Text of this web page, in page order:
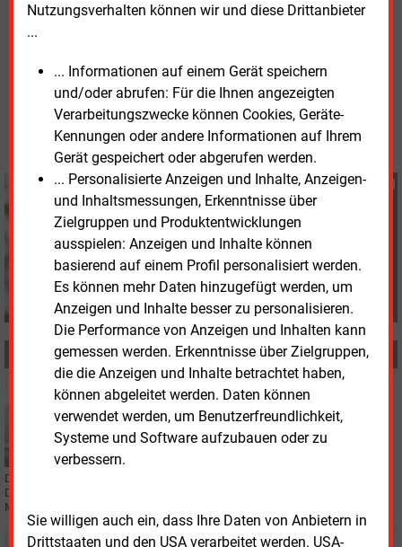
Nutzungsverhalten können wir und diese Drittanbieter
...
... Informationen auf einem Gerät speichern
und/oder abrufen: Für die Ihnen angezeigten
Verarbeitungszwecke können Cookies, Geräte-
Kennungen oder andere Informationen auf Ihrem
Gerät gespeichert oder abgerufen werden.
... Personalisierte Anzeigen und Inhalte, Anzeigen-
und Inhaltsmessungen, Erkenntnisse über
Zielgruppen und Produktentwicklungen
ausspielen: Anzeigen und Inhalte können
basierend auf einem Profil personalisiert werden.
Es können mehr Daten hinzugefügt werden, um
Anzeigen und Inhalte besser zu personalisieren.
Die Performance von Anzeigen und Inhalten kann
gemessen werden. Erkenntnisse über Zielgruppen,
die die Anzeigen und Inhalte betrachtet haben,
können abgeleitet werden. Daten können
verwendet werden, um Benutzerfreundlichkeit,
Systeme und Software aufzubauen oder zu
verbessern.
Sie willigen auch ein, dass Ihre Daten von Anbietern in
Drittstaaten und den USA verarbeitet werden. USA-
Montag, 2.06.2025, 12:43 Uhr
Katia Meyer-Tien
© 2026 Energie & Management GmbH
Katia Meyer-Tien
+49 (0) 8152 9311 21
K.Meyer-Tien@energie-
und-management.de
MEHR ZUM THEMA
PERSONALIE
Julia Bläsius leitet ab sofort Agora Deutschland
Die Politökonomin Julia Bläsius übernimmt ab sofort die Leitung der
Deutschlandarbeit von Agora Energiewende und folgt damit auf Simon
Müller.
Freitag, 6.06.2025, 15:36